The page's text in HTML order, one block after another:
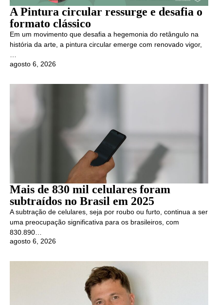
A Pintura circular ressurge e desafia o
formato clássico
Em um movimento que desafia a hegemonia do retângulo na
história da arte, a pintura circular emerge com renovado vigor,
…
agosto 6, 2026
Mais de 830 mil celulares foram
subtraídos no Brasil em 2025
A subtração de celulares, seja por roubo ou furto, continua a ser
uma preocupação significativa para os brasileiros, com
830.890…
agosto 6, 2026